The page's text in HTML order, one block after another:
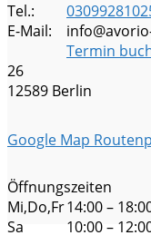
Tel.:
E-Mail:
Termin
26
12589 Berlin
Google Map
Öffnungszeiten
Mi,Do,Fr
Sa
14:00 –
10:00 –